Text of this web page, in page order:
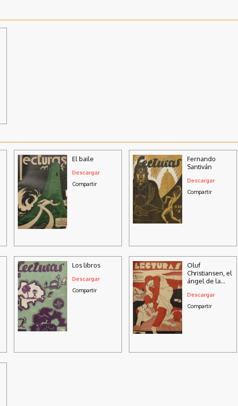
El baile
Descargar
Compartir
Fernando
Santiván
Descargar
Compartir
Los libros
Descargar
Compartir
Oluf
Christiansen, el
ángel de la
náufragos
Descargar
Compartir